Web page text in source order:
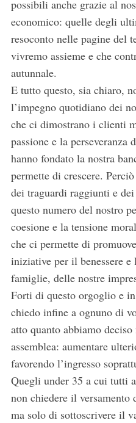
possibili anche grazie al
economico: quelle degli
resoconto nelle pagine del
vivremo assieme e che
autunnale.
E tutto questo, sia chiaro,
l’impegno quotidiano dei
che ci dimostrano i clienti
passione e la
hanno fondato la nostra
permette di crescere.
dei traguardi raggiunti e
questo numero del nostro
coesione e la tensione
che ci permette di
iniziative per il benessere e
famiglie, delle nostre
Forti di questo orgoglio e
chiedo infine a ognuno di
atto quanto abbiamo
assemblea: aumentare
favorendo l’ingresso
Quegli under 35 a cui tutti
non chiedere il versamento
ma solo di sottoscrivere il